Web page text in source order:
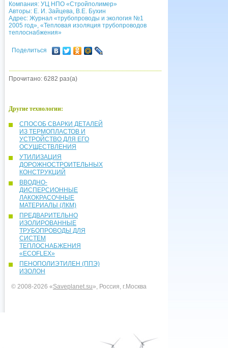
Компания: УЦ НПО «Стройполимер»
Авторы: Е. И. Зайцева, В.Е. Бухин
Адрес: Журнал «трубопроводы и экология №1
2005 год», «Тепловая изоляция трубопроводов
теплоснабжения»
Поделиться
Прочитано: 6282 раз(а)
Другие технологии:
СПОСОБ СВАРКИ ДЕТАЛЕЙ
ИЗ ТЕРМОПЛАСТОВ И
УСТРОЙСТВО ДЛЯ ЕГО
ОСУЩЕСТВЛЕНИЯ
УТИЛИЗАЦИЯ
ДОРОЖНОСТРОИТЕЛЬНЫХ
КОНСТРУКЦИЙ
ВВОДНО-
ДИСПЕРСИОННЫЕ
ЛАКОКРАСОЧНЫЕ
МАТЕРИАЛЫ (ЛКМ)
ПРЕДВАРИТЕЛЬНО
ИЗОЛИРОВАННЫЕ
ТРУБОПРОВОДЫ ДЛЯ
СИСТЕМ
ТЕПЛОСНАБЖЕНИЯ
«ECOFLEX»
ПЕНОПОЛИЭТИЛЕН (ППЭ)
ИЗОЛОН
© 2008-2026 «Saveplanet.su», Россия, г.Москва